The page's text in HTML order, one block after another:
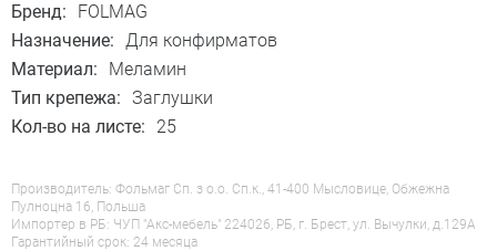
Бренд:
FOLMAG
Назначение: Для конфирматов
Материал:
Меламин
Тип крепежа: Заглушки
Кол-во на листе:
25
Производитель: Фольмаг Сп. з о.о. Сп.к., 41-400 Мысловице, Обжежна
Пулноцна 16, Польша
Импортер в РБ: ЧУП "Акс-мебель" 224026, РБ, г. Брест, ул. Вычулки, д.129А
Гарантийный срок: 24 месяца